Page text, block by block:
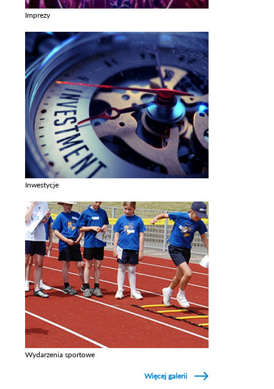
Imprezy
Inwestycje
Wydarzenia sportowe
Więcej galerii